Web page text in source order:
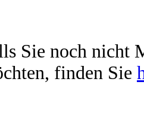
Sie noch nicht
finden Sie